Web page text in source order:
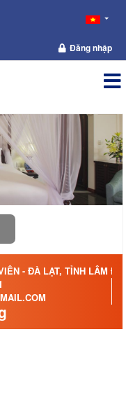
Đăng nhập
- ĐÀ LẠT, TỈNH LÂM